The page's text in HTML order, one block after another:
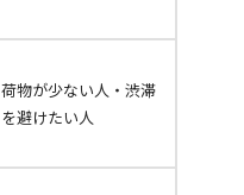
荷物が少ない人・渋滞
を避けたい人